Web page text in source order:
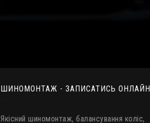
ШИНОМОНТАЖ - ЗАПИСАТИСЬ ОНЛАЙН
Якісний шиномонтаж, балансування коліс,